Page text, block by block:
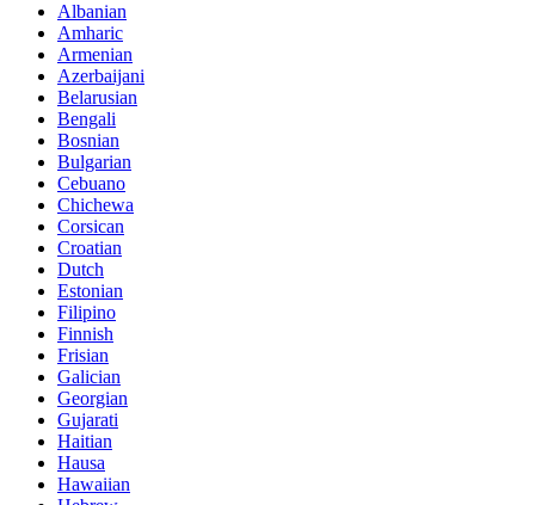
Albanian
Amharic
Armenian
Azerbaijani
Belarusian
Bengali
Bosnian
Bulgarian
Cebuano
Chichewa
Corsican
Croatian
Dutch
Estonian
Filipino
Finnish
Frisian
Galician
Georgian
Gujarati
Haitian
Hausa
Hawaiian